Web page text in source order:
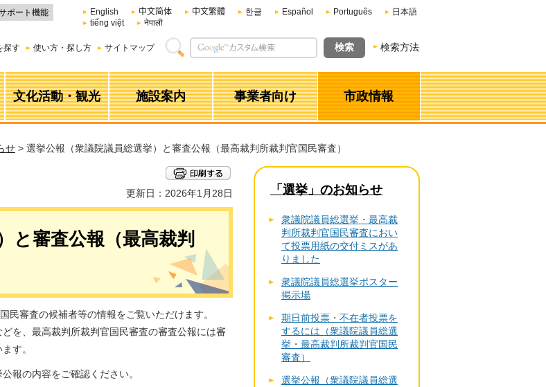
ポート機能 English 中文简体 中文繁體 한글 Español Português
日本語
tiếng việt
नेपाली
探す 使い方・探し方 サイトマップ 検索方法
文化活動・観光 施設案内 事業者向け 市政情報
せ > 選挙公報（衆議院議員総選挙）と審査公報（最高裁判所裁判官国民審査）
更新日：2026年1月28日
と審査公報（最高裁判
審査の候補者等の情報をご覧いただけます。
を、最高裁判所裁判官国民審査の審査公報には審
す。
報の内容をご確認ください。
「選挙」のお知らせ
衆議院議員総選挙・最高裁
判所裁判官国民審査におい
て投票用紙の交付ミスがあ
りました
衆議院議員総選挙ポスター
掲示場
期日前投票・不在者投票を
するには（衆議院議員総選
挙・最高裁判所裁判官国民
審査）
選挙公報（衆議院議員総選